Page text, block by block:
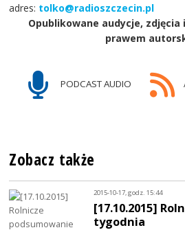
adres: tolko@radioszczecin.pl
Opublikowane audycje,
prawem
PODCAST AUDIO
Zobacz także
2015-10-17, godz. 15:44
[17.10.2015]
tygodnia